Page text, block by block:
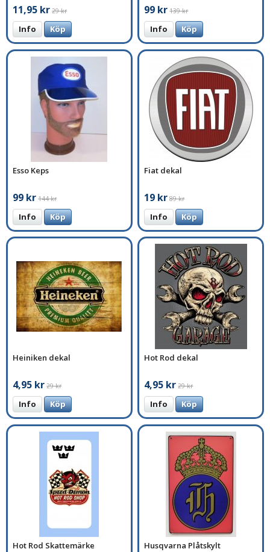
11,95 kr 29 kr
Info Köp
99 kr 139 kr
Info Köp
Esso Keps
99 kr 144 kr
Info Köp
Fiat dekal
19 kr 89 kr
Info Köp
Heiniken dekal
4,95 kr 29 kr
Info Köp
Hot Rod dekal
4,95 kr 29 kr
Info Köp
Hot Rod Skattemärke Husqvarna Plåtskylt